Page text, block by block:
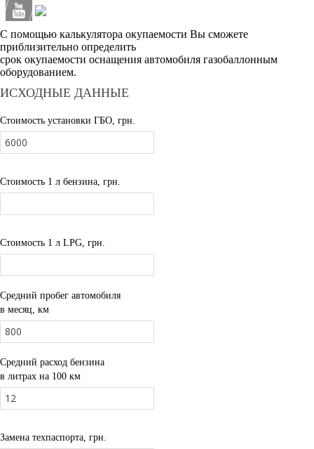
С помощью калькулятора окупаемости Вы сможете
приблизительно определить
срок окупаемости оснащения автомобиля газобаллонным
оборудованием.
ИСХОДНЫЕ ДАННЫЕ
Стоимость установки ГБО, грн.
Стоимость 1 л бензина, грн.
Стоимость 1 л LPG, грн.
Средний пробег автомобиля
в месяц, км
Средний расход бензина
в литрах на 100 км
Замена техпаспорта, грн.